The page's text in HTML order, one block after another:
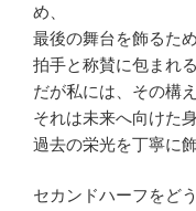
め、
最後の舞台を飾るた
拍手と称賛に包まれ
だが私には、その構
それは未来へ向けた
過去の栄光を丁寧に
セカンドハーフをど